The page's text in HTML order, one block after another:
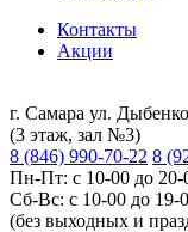
Контакты
Акции
г. Самара ул.
(3 этаж, зал №3)
8 (846) 990-70-22 8
Пн-Пт: с 10-00 до 20-
Сб-Вс: с 10-00 до 19-
(без выходных и